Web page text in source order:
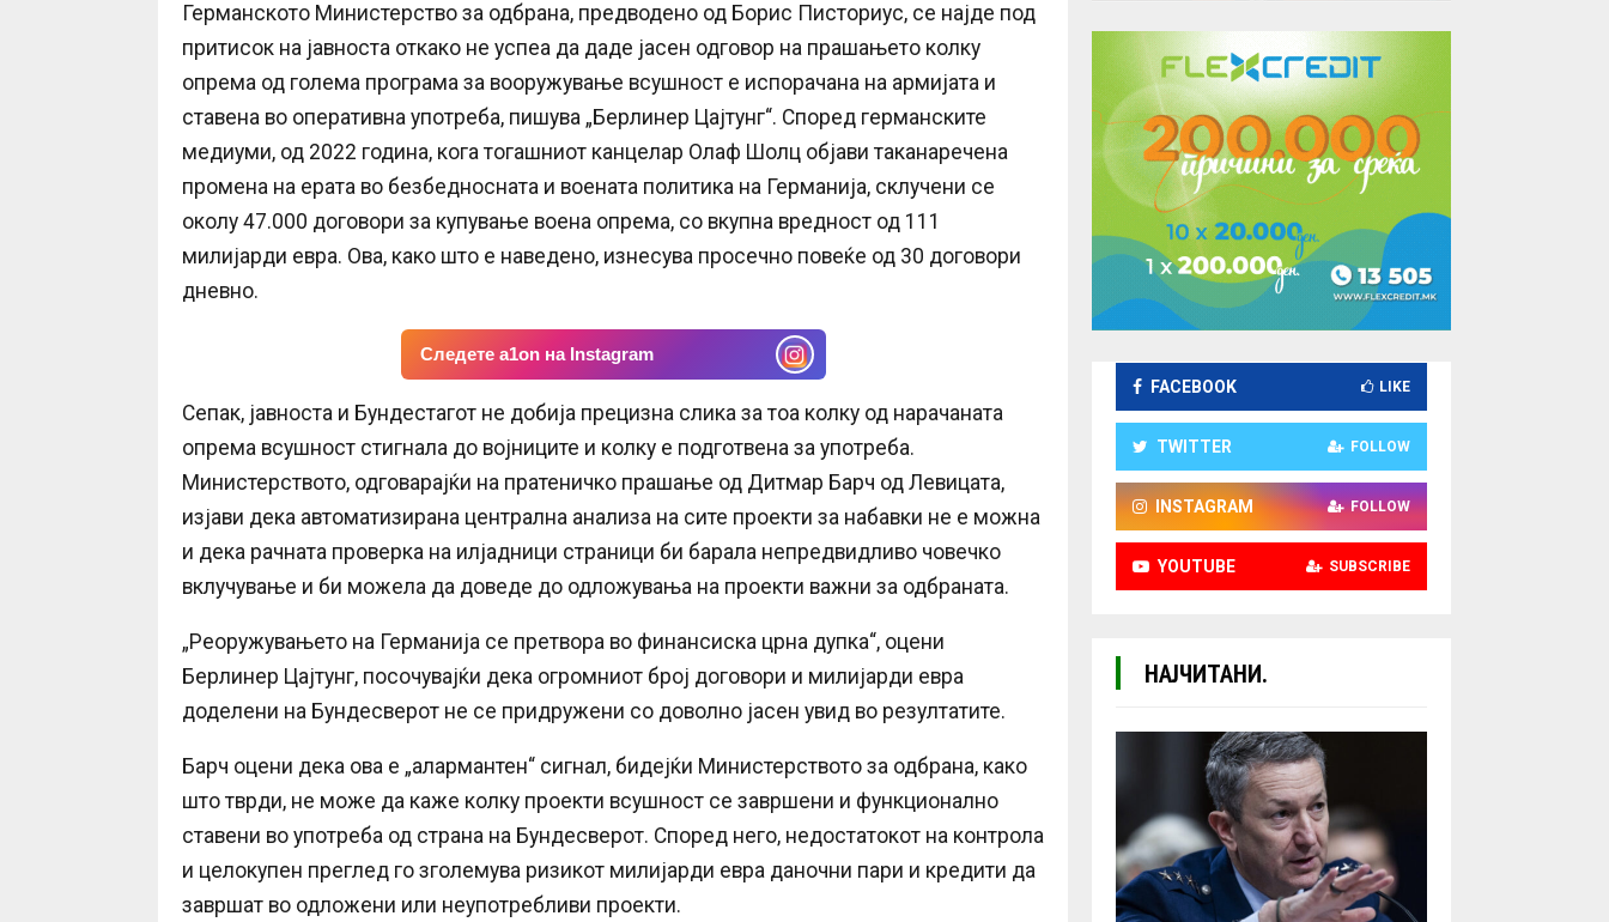
Германското Министерство за одбрана, предводено од Борис Писториус, се најде под
притисок на јавноста откако не успеа да даде јасен одговор на прашањето колку
опрема од голема програма за вооружување всушност е испорачана на армијата и
ставена во оперативна употреба, пишува „Берлинер Цајтунг“. Според германските
медиуми, од 2022 година, кога тогашниот канцелар Олаф Шолц објави таканаречена
промена на ерата во безбедносната и воената политика на Германија, склучени се
околу 47.000 договори за купување воена опрема, со вкупна вредност од 111
милијарди евра. Ова, како што е наведено, изнесува просечно повеќе од 30 договори
дневно.
Следете a1on на Instagram
Сепак, јавноста и Бундестагот не добија прецизна слика за тоа колку од нарачаната
опрема всушност стигнала до војниците и колку е подготвена за употреба.
Министерството, одговарајќи на пратеничко прашање од Дитмар Барч од Левицата,
изјави дека автоматизирана централна анализа на сите проекти за набавки не е можна
и дека рачната проверка на илјадници страници би барала непредвидливо човечко
вклучување и би можела да доведе до одложувања на проекти важни за одбраната.
„Реоружувањето на Германија се претвора во финансиска црна дупка“, оцени
Берлинер Цајтунг, посочувајќи дека огромниот број договори и милијарди евра
доделени на Бундесверот не се придружени со доволно јасен увид во резултатите.
Барч оцени дека ова е „алармантен“ сигнал, бидејќи Министерството за одбрана, како
што тврди, не може да каже колку проекти всушност се завршени и функционално
ставени во употреба од страна на Бундесверот. Според него, недостатокот на контрола
и целокупен преглед го зголемува ризикот милијарди евра даночни пари и кредити да
завршат во одложени или неупотребливи проекти.
FACEBOOK LIKE
TWITTER FOLLOW
INSTAGRAM FOLLOW
YOUTUBE SUBSCRIBE
НАЈЧИТАНИ.